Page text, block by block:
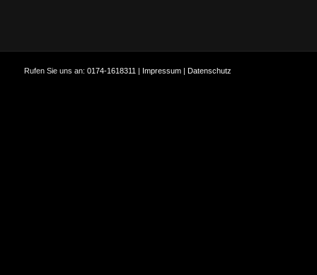
Rufen Sie uns an: 0174-1618311 | Impressum| Datenschutz